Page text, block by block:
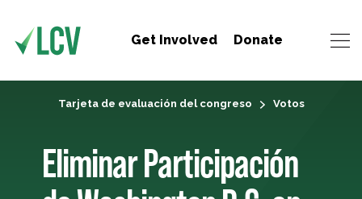
Get Involved Donate
Tarjeta de evaluación del congreso Votos
Eliminar Participación